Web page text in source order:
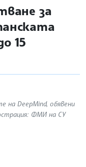
за
15
на DeepMind, обявени
ФМИ на СУ